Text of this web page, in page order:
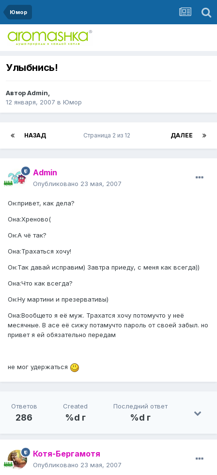
Юмор
Улыбнись!
АвторAdmin,
12 января, 2007 в Юмор
НАЗАД ДАЛЕЕ
Страница 2 из 12
Admin
Опубликовано 23 мая, 2007
Он:привет, как дела?
Она:Хреново(
Он:А чё так?
Она:Трахаться хочу!
Он:Так давай исправим) Завтра приеду, с меня как всегда))
Она:Что как всегда?
Он:Ну мартини и презервативы)
Она:Вообщето я её муж. Трахатся хочу потомучто у неё
месячные. В асе её сижу потамучто пароль от своей забыл. но
привет я ей обязательно передам
не мог удержаться
Ответов
286
Created
%d г
Последний ответ
%d г
Котя-Бергамотя
Опубликовано 23 мая, 2007